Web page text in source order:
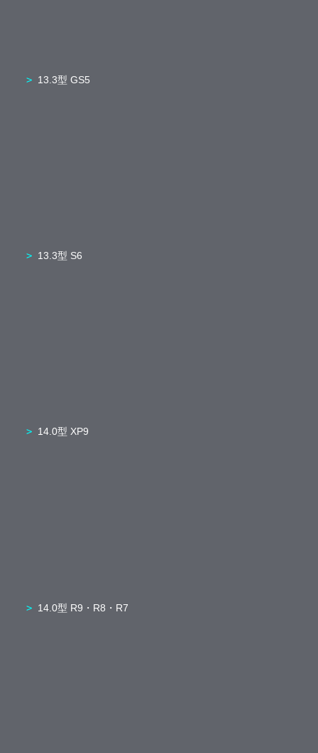
13.3型 GS5
13.3型 S6
14.0型 XP9
14.0型 R9・R8・R7